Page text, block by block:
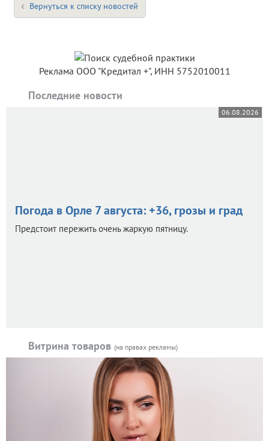
Вернуться к списку новостей
Реклама ООО "Кредитал +", ИНН 5752010011
Последние новости
06.08.2026
Погода в Орле 7 августа: +36, грозы и град
Предстоит пережить очень жаркую пятницу.
Витрина товаров (на правах рекламы)